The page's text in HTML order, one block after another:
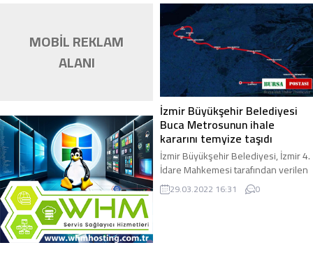
MOBİL REKLAM
ALANI
İzmir Büyükşehir Belediyesi
Buca Metrosunun ihale
kararını temyize taşıdı
İzmir Büyükşehir Belediyesi, İzmir 4.
İdare Mahkemesi tarafından verilen
Buca Metrosunun yapım ihalesine
ilişkin karar için Danıştay’a temyiz ...
29.03.2022 16:31 0